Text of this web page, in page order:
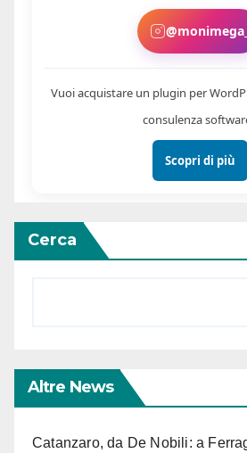
Cerca
Altre News
Catanzaro, da De Nobili: a
@monimega_
Vuoi acquistare un plugin per
consulenza
Scopri di più